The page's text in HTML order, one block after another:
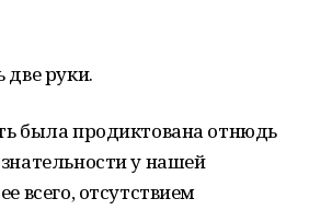
две руки.
была продиктована отнюдь
у нашей
всего, отсутствием